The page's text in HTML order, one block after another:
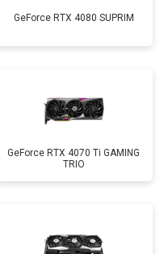
GeForce RTX 4080 SUPRIM
GeForce RTX 4070 Ti GAMING
TRIO